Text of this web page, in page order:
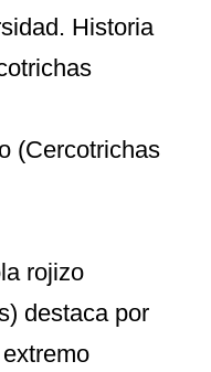
Historia
(Cercotrichas
rojizo
destaca por